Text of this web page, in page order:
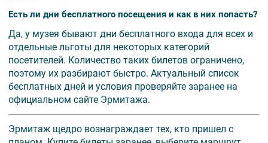
Есть ли дни бесплатного посещения и как в них попасть?
Да, у музея бывают дни бесплатного входа для всех и
отдельные льготы для некоторых категорий
посетителей. Количество таких билетов ограничено,
поэтому их разбирают быстро. Актуальный список
бесплатных дней и условия проверяйте заранее на
официальном сайте Эрмитажа.
Эрмитаж щедро вознаграждает тех, кто пришел с